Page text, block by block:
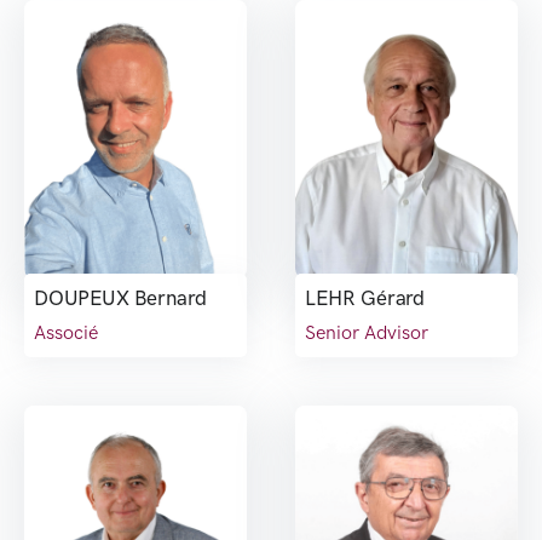
DOUPEUX Bernard
Associé
LEHR Gérard
Senior Advisor